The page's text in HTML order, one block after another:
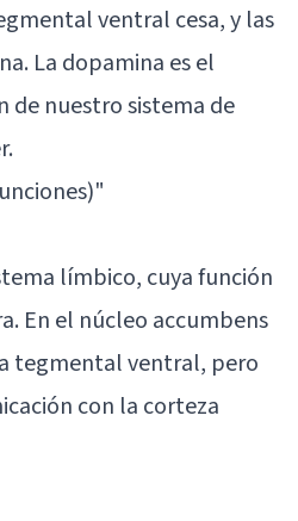
ventral cesa, y las
La dopamina es el
de nuestro sistema de
límbico, cuya función
En el núcleo accumbens
tegmental ventral, pero
con la corteza